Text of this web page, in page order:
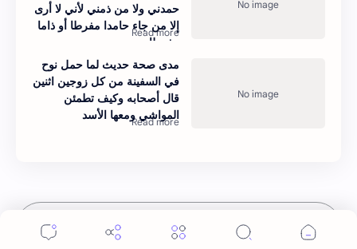
حمدني ولا من ذمني لأني لا أرى
إلا من جاء حامدا مفرطا أو ذاما
مفرطا
مدى صحة حديث لما حمل نوح
في السفينة من كل زوجين اثنين
قال أصحابه وكيف تطمئن
المواشي ومعها الأسد
إرسال تعليق